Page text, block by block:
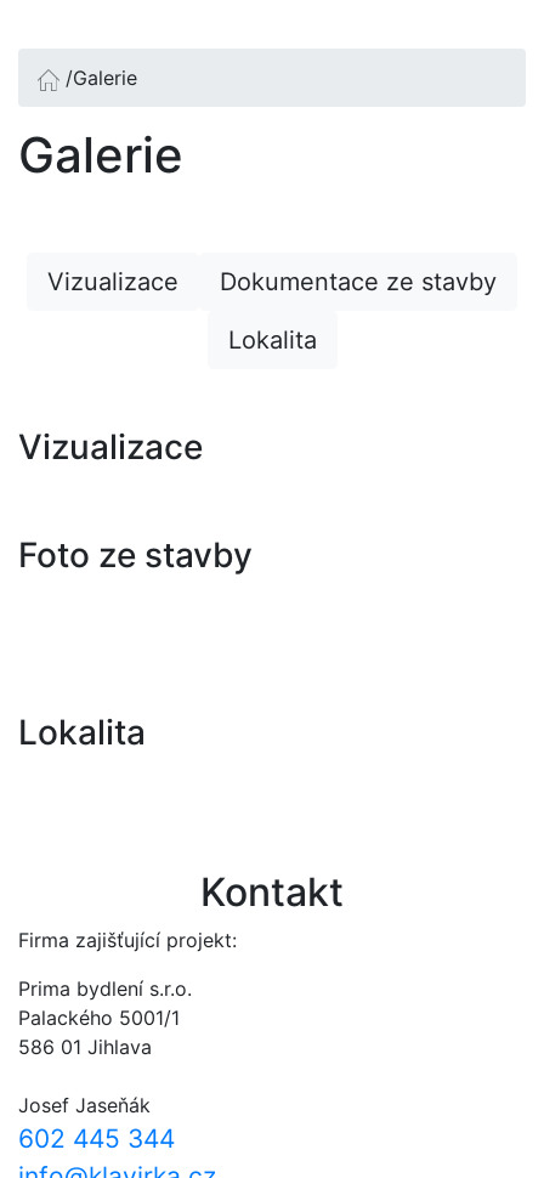
/Galerie
Galerie
Vizualizace
Dokumentace ze stavby
Lokalita
Vizualizace
Foto ze stavby
Lokalita
Kontakt
Firma zajišťující projekt:
Prima bydlení s.r.o.
Palackého 5001/1
586 01 Jihlava
Josef Jaseňák
602 445 344